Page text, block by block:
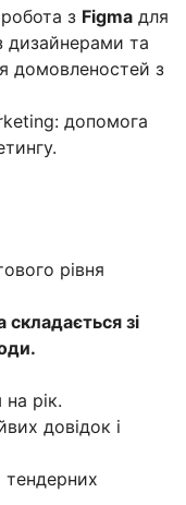
з Figma для
дизайнерами та
домовленостей з
допомога
рівня
зі
на рік.
довідок і
тендерних